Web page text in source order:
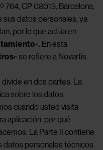
764, CP 08013, Barcelona,
datos personales, ya
por lo que actúa en
». En esta
» se refiere a Novartis.
en dos partes. La
sobre los datos
cuando usted visita
aplicación, por qué
La Parte II contiene
datos personales técnicos